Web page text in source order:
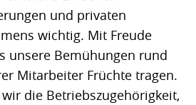
und privaten
wichtig. Mit Freude
unsere Bemühungen rund
Mitarbeiter Früchte tragen.
die Betriebszugehörigkeit,